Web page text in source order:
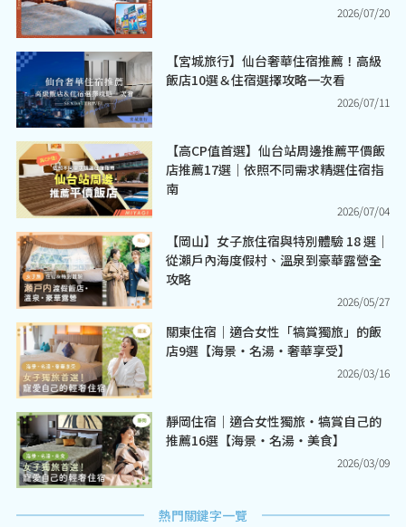
2026/07/20
【宮城旅行】仙台奢華住宿推薦！高級
飯店10選＆住宿選擇攻略一次看
2026/07/11
【高CP值首選】仙台站周邊推薦平價飯
店推薦17選｜依照不同需求精選住宿指
南
2026/07/04
【岡山】女子旅住宿與特別體驗 18 選｜
從瀨戶內海度假村、溫泉到豪華露營全
攻略
2026/05/27
關東住宿｜適合女性「犒賞獨旅」的飯
店9選【海景・名湯・奢華享受】
2026/03/16
靜岡住宿｜適合女性獨旅・犒賞自己的
推薦16選【海景・名湯・美食】
2026/03/09
熱門關鍵字一覽